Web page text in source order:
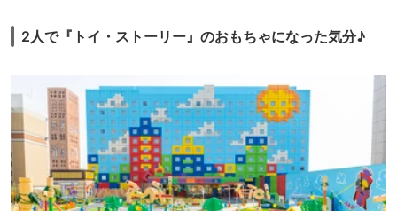
2人で『トイ・ストーリー』のおもちゃになった気分♪